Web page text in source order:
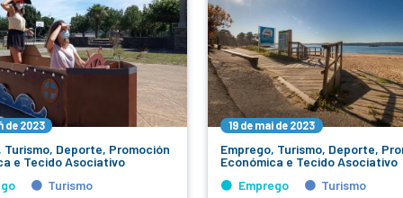
de 2023
Turismo, Deporte, Promoción
e Tecido Asociativo
Turismo
19 de mai de 2023
Emprego, Turismo, Deporte,
Económica e Tecido Asociativo
Emprego
Turismo